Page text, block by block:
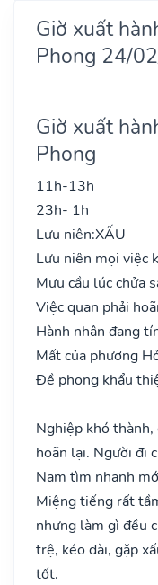
Giờ xuất
Phong 24/
Giờ xuất
Phong
11h-13h
23h- 1h
Lưu niên:XẤU
Lưu niên mọi việc
Mưu cầu lúc chửa
Việc quan phải
Hành nhân đang
Mất của phương
Đề phong khẩu
Nghiệp khó
hoãn lại. Người đi
Nam tìm nhanh
Miệng tiếng rất
nhưng làm gì đều
trệ, kéo dài, gặp
tốt.